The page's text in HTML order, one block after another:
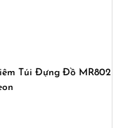
Túi Đựng Đồ MR802